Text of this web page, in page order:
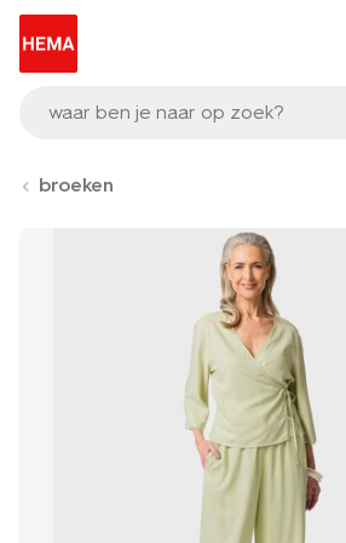
waar ben je naar op zoek?
broeken